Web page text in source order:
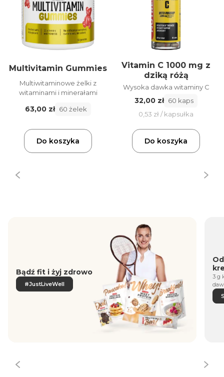
Multivitamin Gummies
Multiwitaminowe żelki z
witaminami i minerałami
63,00 zł 60 żelek
Do koszyka
Vitamin C 1000 mg z
dziką różą
Wysoka dawka witaminy C
32,00 zł 60 kaps
0,53 zł / kapsułka
Do koszyka
Bądź fit i żyj zdrowo
#JustLiveWell
3 g